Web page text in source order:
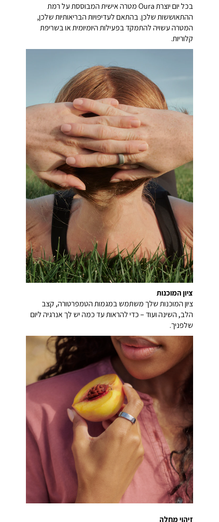
בכל יום יוצרת Oura מטרה אישית המבוססת על רמת
ההתאוששות שלכן. בהתאם לעדיפויות הבריאותיות שלכן,
המטרה עשויה להתמקד בפעילות היומיומית או בשריפת
קלוריות.
ציון המוכנות
ציון המוכנות שלך משתמש במגמות הטמפרטורה, קצב
הלב, השינה ועוד – כדי להראות עד כמה יש לך אנרגיה ליום
שלפניך.
זיהוי מחלה